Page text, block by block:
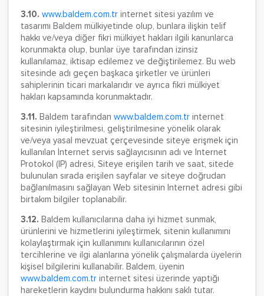
3.10. www.baldem.com.tr internet sitesi yazılım ve
tasarımı Baldem mülkiyetinde olup, bunlara ilişkin telif
hakkı ve/veya diğer fikri mülkiyet hakları ilgili kanunlarca
korunmakta olup, bunlar üye tarafından izinsiz
kullanılamaz, iktisap edilemez ve değiştirilemez. Bu web
sitesinde adı geçen başkaca şirketler ve ürünleri
sahiplerinin ticari markalarıdır ve ayrıca fikri mülkiyet
hakları kapsamında korunmaktadır.
3.11. Baldem tarafından www.baldem.com.tr internet
sitesinin iyileştirilmesi, geliştirilmesine yönelik olarak
ve/veya yasal mevzuat çerçevesinde siteye erişmek için
kullanılan İnternet servis sağlayıcısının adı ve Internet
Protokol (IP) adresi, Siteye erişilen tarih ve saat, sitede
bulunulan sırada erişilen sayfalar ve siteye doğrudan
bağlanılmasını sağlayan Web sitesinin Internet adresi gibi
birtakım bilgiler toplanabilir.
3.12. Baldem kullanıcılarına daha iyi hizmet sunmak,
ürünlerini ve hizmetlerini iyileştirmek, sitenin kullanımını
kolaylaştırmak için kullanımını kullanıcılarının özel
tercihlerine ve ilgi alanlarına yönelik çalışmalarda üyelerin
kişisel bilgilerini kullanabilir. Baldem, üyenin
www.baldem.com.tr internet sitesi üzerinde yaptığı
hareketlerin kaydını bulundurma hakkını saklı tutar.